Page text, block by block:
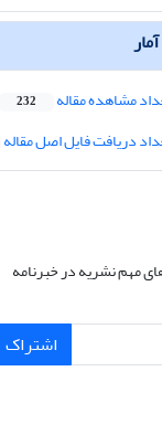
آمار
مشاهده مقاله 232
دریافت فایل اصل مقاله
مهم نشریه در خبرنامه
اشتراک